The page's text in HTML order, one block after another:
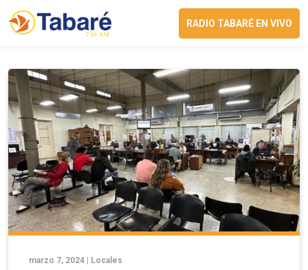
RADIO TABARÉ EN VIVO
marzo 7, 2024 | Locales